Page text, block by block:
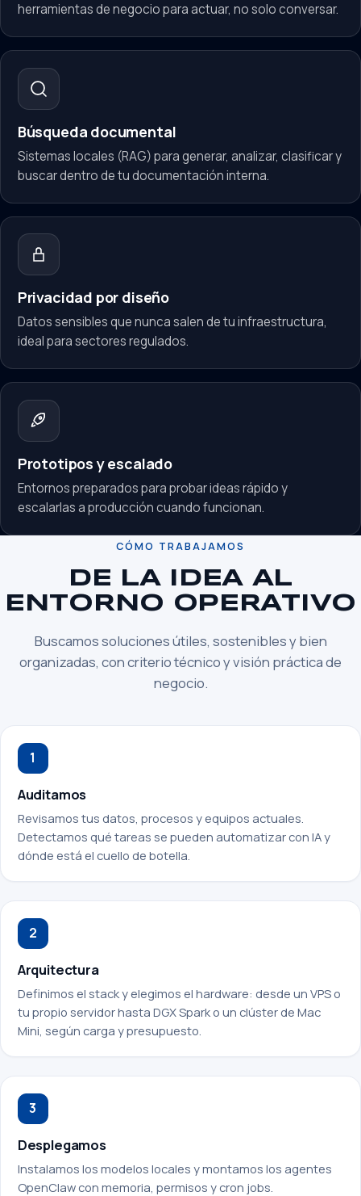
herramientas de negocio para actuar, no solo conversar.
Búsqueda documental
Sistemas locales (RAG) para generar, analizar, clasificar y
buscar dentro de tu documentación interna.
Privacidad por diseño
Datos sensibles que nunca salen de tu infraestructura,
ideal para sectores regulados.
Prototipos y escalado
Entornos preparados para probar ideas rápido y
escalarlas a producción cuando funcionan.
CÓMO TRABAJAMOS
DE LA IDEA AL
ENTORNO OPERATIVO
Buscamos soluciones útiles, sostenibles y bien
organizadas, con criterio técnico y visión práctica de
negocio.
1
Auditamos
Revisamos tus datos, procesos y equipos actuales.
Detectamos qué tareas se pueden automatizar con IA y
dónde está el cuello de botella.
2
Arquitectura
Definimos el stack y elegimos el hardware: desde un VPS o
tu propio servidor hasta DGX Spark o un clúster de Mac
Mini, según carga y presupuesto.
3
Desplegamos
Instalamos los modelos locales y montamos los agentes
OpenClaw con memoria, permisos y cron jobs.